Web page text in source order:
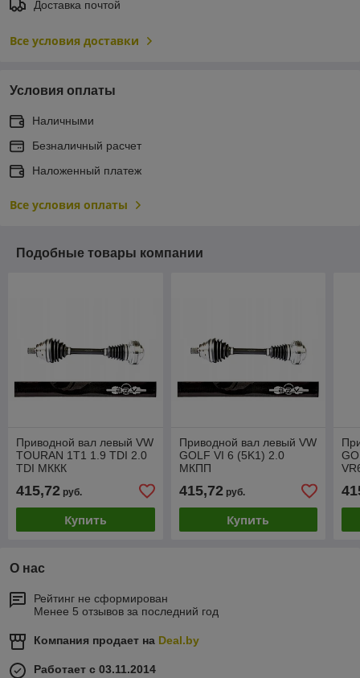
Доставка почтой
Все условия доставки
Условия оплаты
Наличными
Безналичный расчет
Наложенный платеж
Все условия оплаты
Подобные товары компании
Приводной вал левый VW
TOURAN 1T1 1.9 TDI 2.0
TDI МККК
415,72 руб.
Купить
Приводной вал левый VW
GOLF VI 6 (5K1) 2.0
МКПП
415,72руб.
Купить
О нас
Рейтинг не сформирован
Менее 5 отзывов за последний год
Компания продает на Deal.by
Работает с 03.11.2014